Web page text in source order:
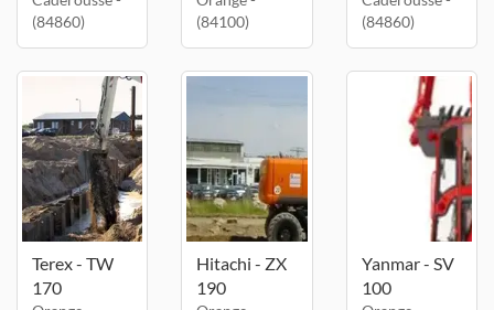
(84860)
(84100)
(84860)
Terex - TW
170
Hitachi - ZX
190
Yanmar - SV
100